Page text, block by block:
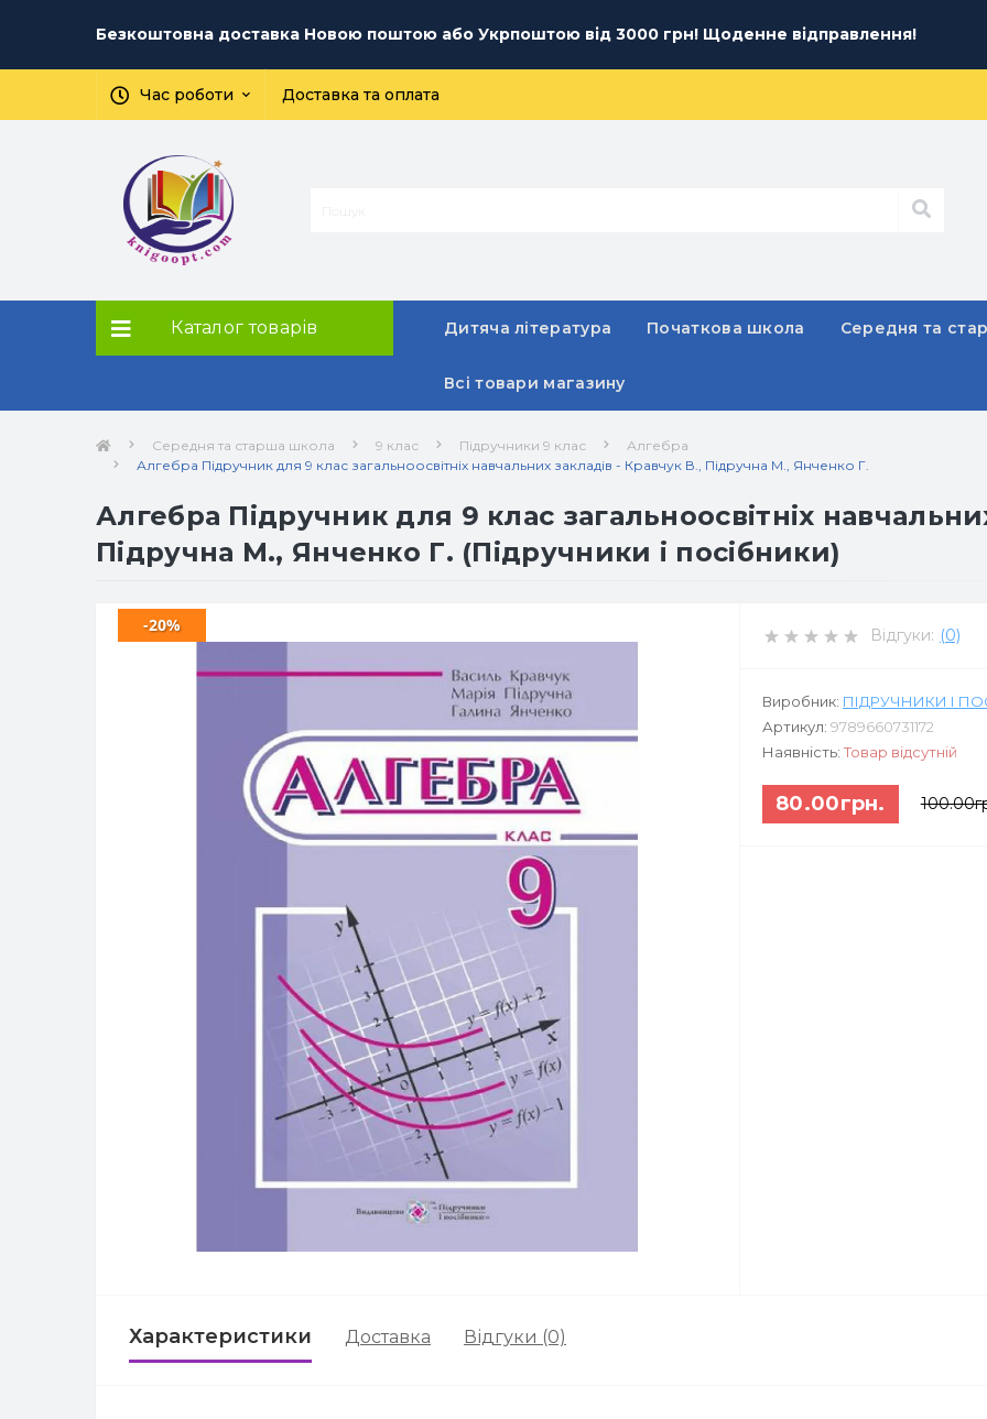
Безкоштовна доставка Новою поштою або Укрпоштою від 3000 грн! Щоденне відправлення!
Час роботи Доставка та оплата
Каталог товарів Дитяча література Початкова школа Середня та
Всі товари магазину
Середня та старша школа 9 клас Підручники 9 клас
Алгебра
Алгебра Підручник для 9 клас загальноосвітніх навчальних закладів - Кравчук В., Підручна М., Янченко Г.
Алгебра Підручник для 9 клас загальноосвітніх
Підручна М., Янченко Г. (Підручники і посібники)
-20% Відгуки: (0)
Виробник: ПІДРУЧНИКИ І
Артикул: 9789660731172
Наявність: Товар відсутній
80.00грн.
Характеристики Доставка Відгуки (0)